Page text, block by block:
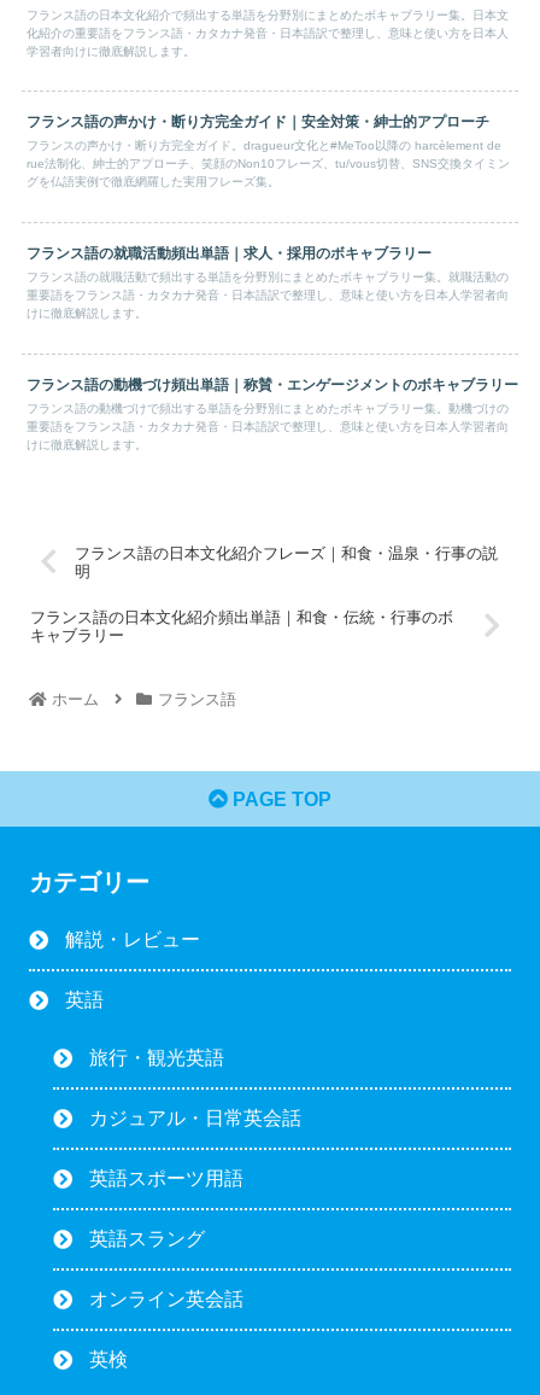
フランス語の日本文化紹介で頻出する単語を分野別にまとめたボキャブラリー集。日本文
化紹介の重要語をフランス語・カタカナ発音・日本語訳で整理し、意味と使い方を日本人
学習者向けに徹底解説します。
フランス語の声かけ・断り方完全ガイド｜安全対策・紳士的アプローチ
フランスの声かけ・断り方完全ガイド。dragueur文化と#MeToo以降の harcèlement de
rue法制化、紳士的アプローチ、笑顔のNon10フレーズ、tu/vous切替、SNS交換タイミン
グを仏語実例で徹底網羅した実用フレーズ集。
フランス語の就職活動頻出単語｜求人・採用のボキャブラリー
フランス語の就職活動で頻出する単語を分野別にまとめたボキャブラリー集。就職活動の
重要語をフランス語・カタカナ発音・日本語訳で整理し、意味と使い方を日本人学習者向
けに徹底解説します。
フランス語の動機づけ頻出単語｜称賛・エンゲージメントのボキャブラリー
フランス語の動機づけで頻出する単語を分野別にまとめたボキャブラリー集。動機づけの
重要語をフランス語・カタカナ発音・日本語訳で整理し、意味と使い方を日本人学習者向
けに徹底解説します。
フランス語の日本文化紹介フレーズ｜和食・温泉・行事の説
明
フランス語の日本文化紹介頻出単語｜和食・伝統・行事のボ
キャブラリー
ホーム フランス語
PAGE TOP
カテゴリー
解説・レビュー
英語
旅行・観光英語
カジュアル・日常英会話
英語スポーツ用語
英語スラング
オンライン英会話
英検